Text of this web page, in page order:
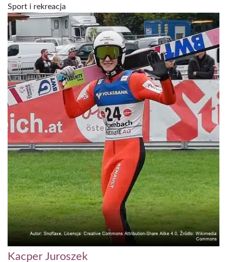
Sport i rekreacja
Kacper Juroszek